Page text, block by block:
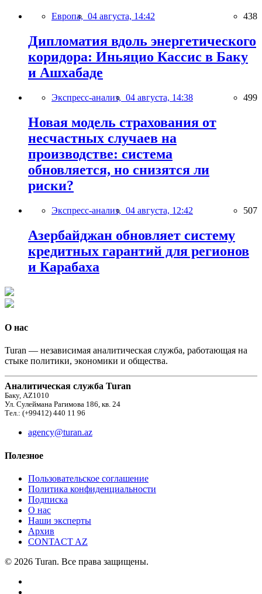
Европа, 04 августа, 14:42 438
Дипломатия вдоль энергетического
коридора: Иньяцио Кассис в Баку
и Ашхабаде
Экспресс-анализ, 04 августа, 14:38 499
Новая модель страхования от
несчастных случаев на
производстве: система
обновляется, но снизятся ли
риски?
Экспресс-анализ, 04 августа, 12:42 507
Азербайджан обновляет систему
кредитных гарантий для регионов
и Карабаха
О нас
Turan — независимая аналитическая служба, работающая на
стыке политики, экономики и общества.
Аналитическая служба Turan
Баку, AZ1010
Ул. Сулеймана Рагимова 186, кв. 24
Тел.: (+99412) 440 11 96
agency@turan.az
Полезное
Пользовательское соглашение
Политика конфиденциальности
Подписка
О нас
Наши эксперты
Архив
CONTACT AZ
© 2026 Turan. Все права защищены.